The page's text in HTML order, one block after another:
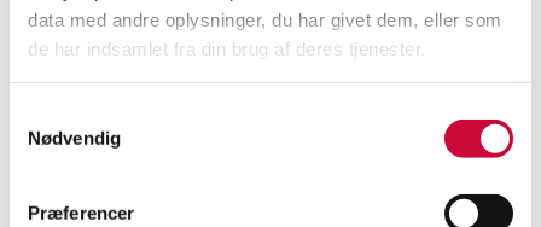
data med andre oplysninger, du har givet dem, eller som
de har indsamlet fra din brug af deres tjenester.
Nødvendig
Præferencer
Vaser, skåle, fade
Beskrivelse
Michael Andersen. Vase dekoreret i polykrom Persia glasur med motiv med
fiskerkoner kiggende på havet med både, stemplet bomærke for Michael